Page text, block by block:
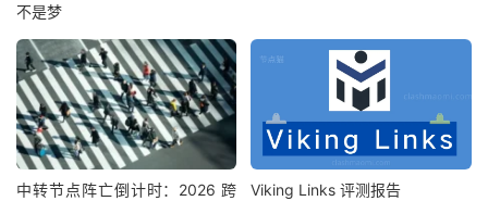
不是梦
中转节点阵亡倒计时：2026 跨
Viking Links 评测报告